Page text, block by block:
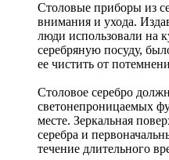
Столовые приборы из
внимания и ухода.
люди использовали на
серебряную посуду,
ее чистить от
Столовое серебро
светонепроницаемых
месте. Зеркальная
серебра и
течение длительного